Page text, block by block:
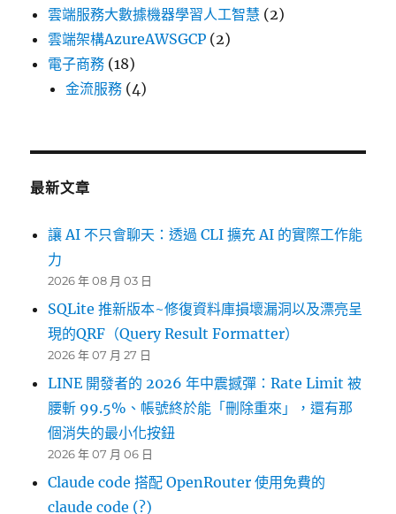
雲端服務大數據機器學習人工智慧 (2)
雲端架構AzureAWSGCP (2)
電子商務 (18)
金流服務 (4)
最新文章
讓 AI 不只會聊天：透過 CLI 擴充 AI 的實際工作能
力
2026 年 08 月 03 日
SQLite 推新版本~修復資料庫損壞漏洞以及漂亮呈
現的QRF（Query Result Formatter）
2026 年 07 月 27 日
LINE 開發者的 2026 年中震撼彈：Rate Limit 被
腰斬 99.5%、帳號終於能「刪除重來」，還有那
個消失的最小化按鈕
2026 年 07 月 06 日
Claude code 搭配 OpenRouter 使用免費的
claude code (?)